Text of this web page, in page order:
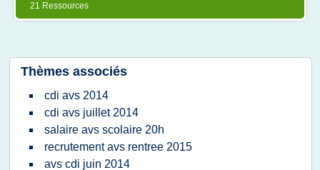
21 Ressources
Thèmes associés
cdi avs 2014
cdi avs juillet 2014
salaire avs scolaire 20h
recrutement avs rentree 2015
avs cdi juin 2014